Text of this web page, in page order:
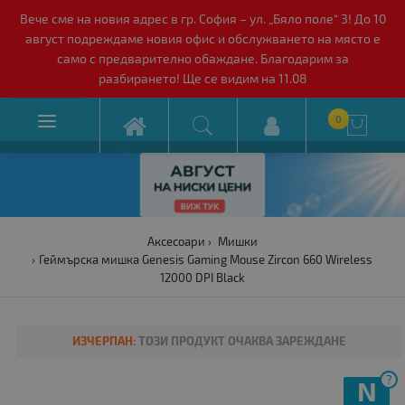
Вече сме на новия адрес в гр. София – ул. „Бяло поле“ 3! До 10
август подреждаме новия офис и обслужването на място е
само с предварително обаждане. Благодарим за
разбирането! Ще се видим на 11.08
 0 
Аксесоари
Мишки
Геймърска мишка Genesis Gaming Mouse Zircon 660 Wireless
12000 DPI Black
ИЗЧЕРПАН:ТОЗИ ПРОДУКТ ОЧАКВА ЗАРЕЖДАНЕ
?
N